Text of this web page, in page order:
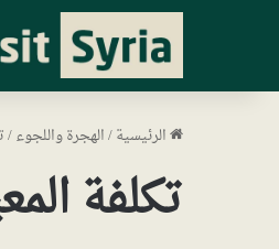
الرئيسية/الهجرة واللجوء/
تكلفة